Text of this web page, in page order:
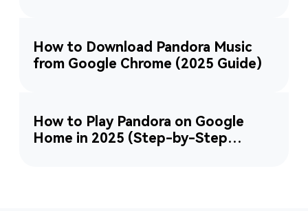
How to Download Pandora Music
from Google Chrome (2025 Guide)
How to Play Pandora on Google
Home in 2025 (Step-by-Step